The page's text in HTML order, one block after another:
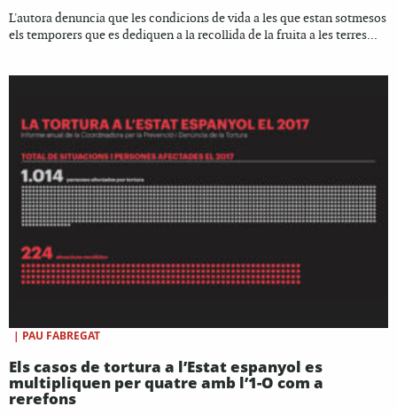
L'autora denuncia que les condicions de vida a les que estan sotmesos
els temporers que es dediquen a la recollida de la fruita a les terres...
| PAU FABREGAT
Els casos de tortura a l’Estat espanyol es
multipliquen per quatre amb l’1-O com a
rerefons